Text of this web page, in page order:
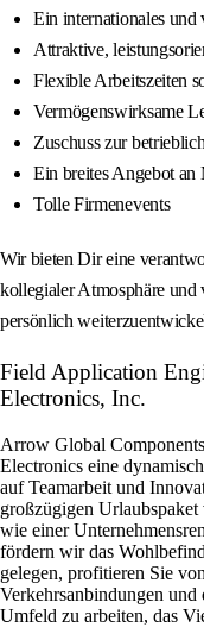
Ein internationales und
Attraktive,
Flexible Arbeitszeiten
Vermögenswirksame
Zuschuss zur
Ein breites Angebot an
Tolle Firmenevents
Wir bieten Dir eine
kollegialer Atmosphäre
persönlich
Field Application
Electronics, Inc.
Arrow Global
Electronics eine
auf Teamarbeit und
großzügigen
wie einer
fördern wir das
gelegen, profitieren Sie
Verkehrsanbindungen
Umfeld zu arbeiten, das